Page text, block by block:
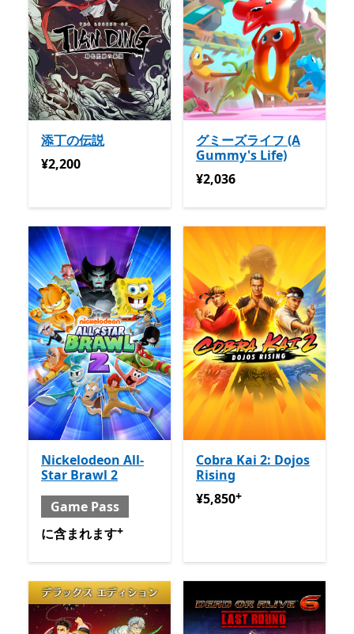
添丁の伝説
¥2,200
¥2,200
グミーズライフ (A
Gummy's Life)
¥2,036
¥2,036
Nickelodeon All-
Star Brawl 2
Game Pass
含まれる と Game Pass
に含まれます+
Cobra Kai 2: Dojos
Rising
¥5,850アプリ内購入が提供
¥5,850+